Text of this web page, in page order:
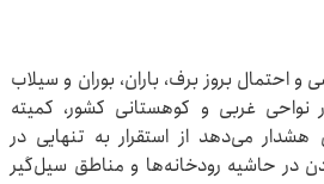
و احتمال بروز برف، باران، بوران و سیلاب
نواحی غربی و کوهستانی کشور، کمیته
هشدار می‌دهد از استقرار به تنهایی در
در حاشیه رودخانه‌ها و مناطق سیل‌گیر